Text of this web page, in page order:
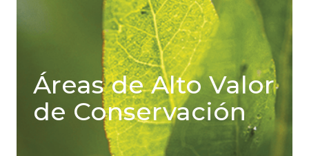
Áreas de Alto Valor
de Conservación